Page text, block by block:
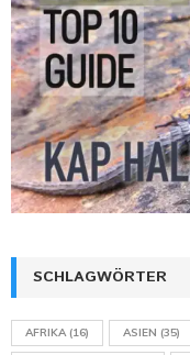
SCHLAGWÖRTER
AFRIKA(16) ASIEN (35)